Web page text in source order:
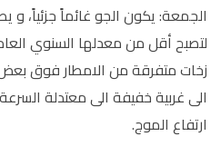
الجمعة: يكون الجو غائماً جزئياً، و
لتصبح أقل من معدلها السنوي
زخات متفرقة من الامطار فوق بعض
الى غربية خفيفة الى معتدلة
ارتفاع الموج.